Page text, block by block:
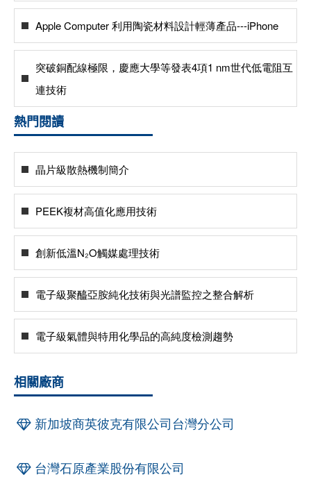
Apple Computer 利用陶瓷材料設計輕薄產品---iPhone
突破銅配線極限，慶應大學等發表4項1 nm世代低電阻互
連技術
熱門閱讀
晶片級散熱機制簡介
PEEK複材高值化應用技術
創新低溫N₂O觸媒處理技術
電子級聚醯亞胺純化技術與光譜監控之整合解析
電子級氣體與特用化學品的高純度檢測趨勢
相關廠商
新加坡商英彼克有限公司台灣分公司
台灣石原產業股份有限公司